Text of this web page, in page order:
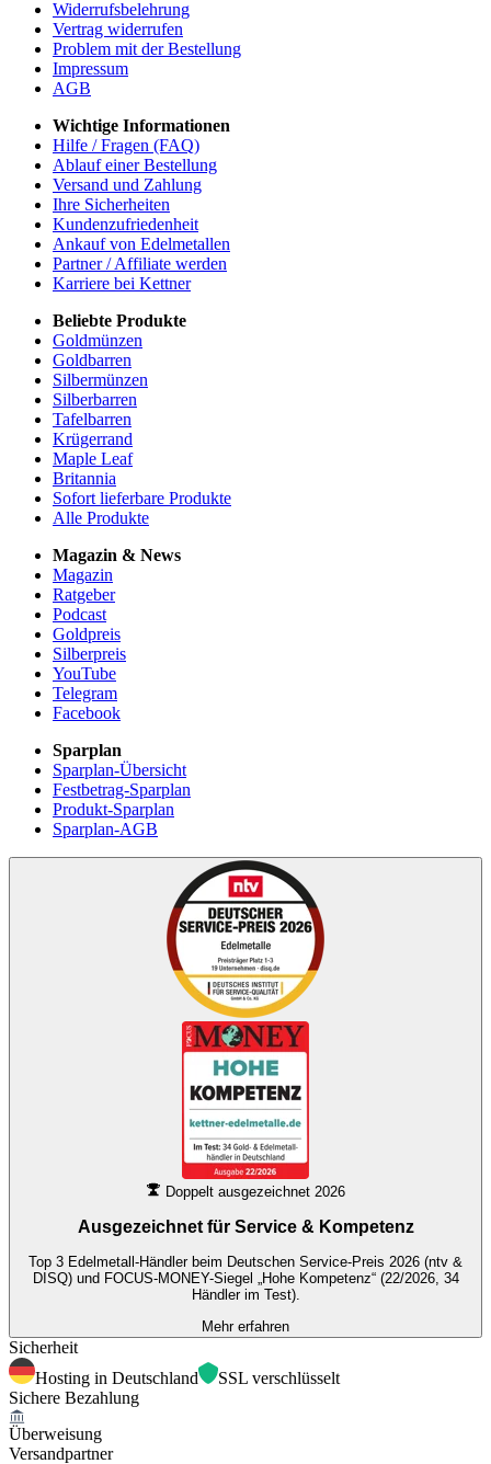
Widerrufsbelehrung
Vertrag widerrufen
Problem mit der Bestellung
Impressum
AGB
Wichtige Informationen
Hilfe / Fragen (FAQ)
Ablauf einer Bestellung
Versand und Zahlung
Ihre Sicherheiten
Kundenzufriedenheit
Ankauf von Edelmetallen
Partner / Affiliate werden
Karriere bei Kettner
Beliebte Produkte
Goldmünzen
Goldbarren
Silbermünzen
Silberbarren
Tafelbarren
Krügerrand
Maple Leaf
Britannia
Sofort lieferbare Produkte
Alle Produkte
Magazin & News
Magazin
Ratgeber
Podcast
Goldpreis
Silberpreis
YouTube
Telegram
Facebook
Sparplan
Sparplan-Übersicht
Festbetrag-Sparplan
Produkt-Sparplan
Sparplan-AGB
Doppelt ausgezeichnet 2026
Ausgezeichnet für Service & Kompetenz
Top 3 Edelmetall-Händler beim Deutschen Service-Preis 2026 (ntv &
DISQ) und FOCUS-MONEY-Siegel „Hohe Kompetenz“ (22/2026, 34
Händler im Test).
Mehr erfahren
Sicherheit
Hosting in Deutschland
SSL verschlüsselt
Sichere Bezahlung
Überweisung
Versandpartner